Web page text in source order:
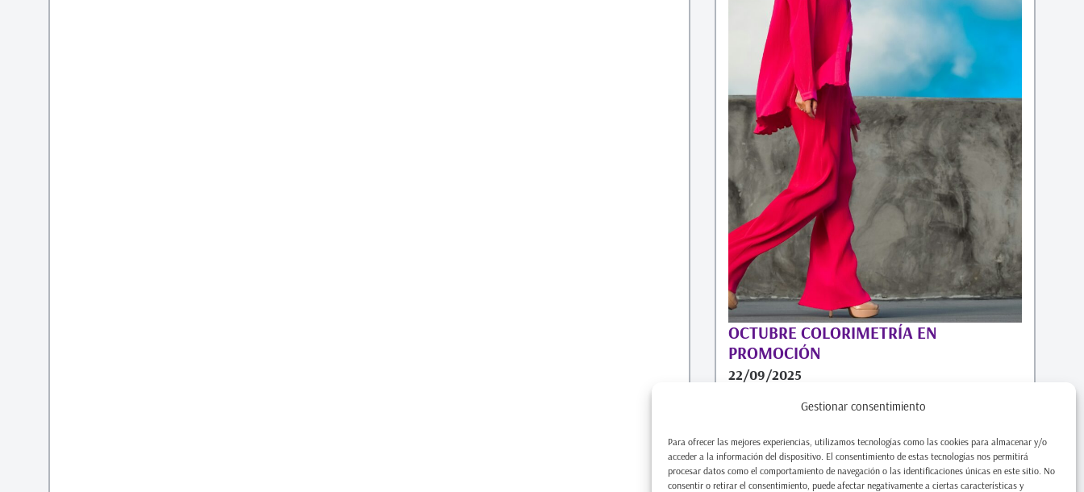
Gestionar consentimiento
Para ofrecer las mejores experiencias, utilizamos tecnologías como las cookies para almacenar y/o
acceder a la información del dispositivo. El consentimiento de estas tecnologías nos permitirá
procesar datos como el comportamiento de navegación o las identificaciones únicas en este sitio. No
consentir o retirar el consentimiento, puede afectar negativamente a ciertas características y
OCTUBRE COLORIMETRÍA EN
PROMOCIÓN
22/09/2025
El secreto para brillar sin esfuerzo: La
pero sientes que «nada te favorece»? ¿O que
algunas prendas, por